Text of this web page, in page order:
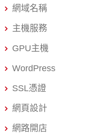
的「主機租賃」，而是
生態系」四大維度，進
出最有利於您企業長遠
WordPress虛擬主機很
站有以下三大決定性影
已經明確將「網站速
尋引擎降權。選擇高性
網域名稱
主機服務
GPU主機
WordPress
SSL憑證
網頁設計
網路開店